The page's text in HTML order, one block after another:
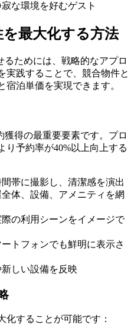
な環境を好むゲスト
最大化する方法
ためには、戦略的なアプロ
実践することで、競合物件と
泊単価を実現できます。
得の最重要要素です。プロ
り予約率が40%以上向上する
帯に撮影し、清潔感を演出
体、設備、アメニティを網
際の利用シーンをイメージで
ートフォンでも鮮明に表示さ
しい設備を反映
化することが可能です：